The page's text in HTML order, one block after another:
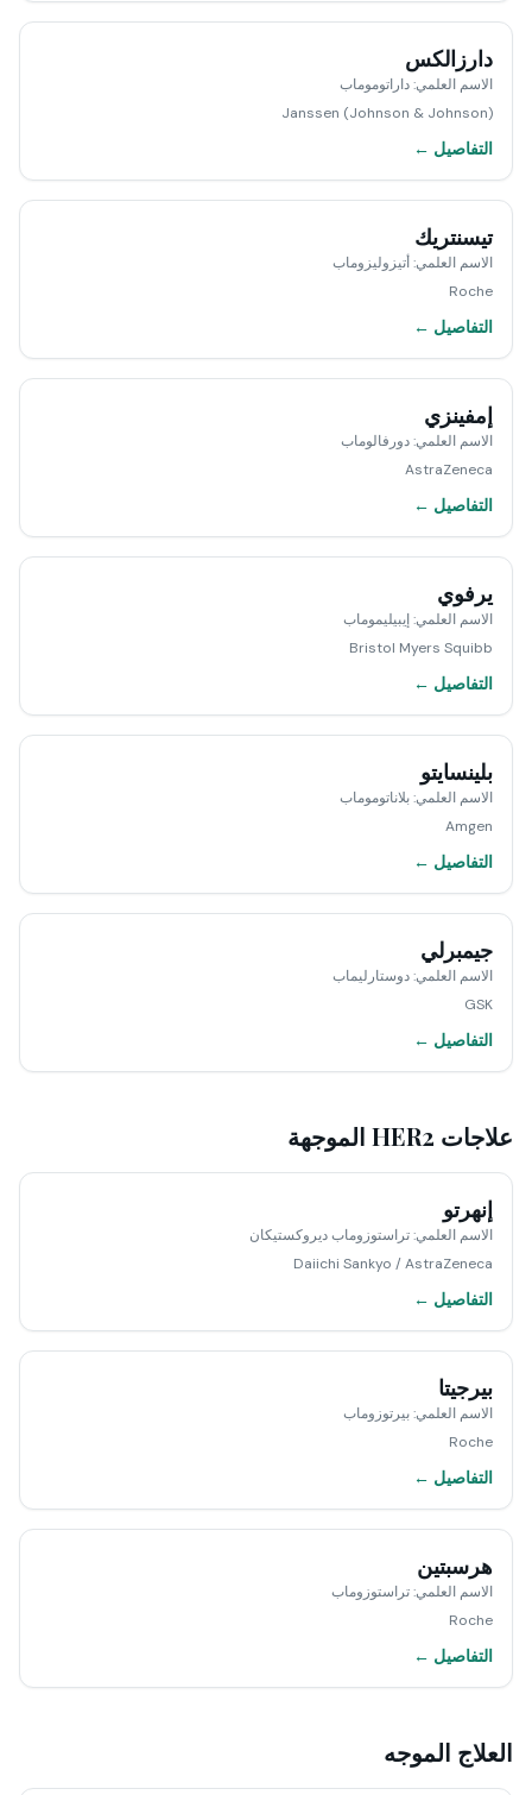
دارزالكس
الاسم العلمي:داراتوموماب
Janssen (Johnson & Johnson)
التفاصيل ←
تيسنتريك
الاسم العلمي:أتيزوليزوماب
Roche
التفاصيل ←
إمفينزي
الاسم العلمي:دورفالوماب
AstraZeneca
التفاصيل ←
يرفوي
الاسم العلمي:إيبيليموماب
Bristol Myers Squibb
التفاصيل ←
بلينسايتو
الاسم العلمي:بلاناتوموماب
Amgen
التفاصيل ←
جيمبرلي
الاسم العلمي:دوستارليماب
GSK
التفاصيل ←
علاجات HER2 الموجهة
إنهرتو
الاسم العلمي:تراستوزوماب ديروكستيكان
Daiichi Sankyo / AstraZeneca
التفاصيل ←
بيرجيتا
الاسم العلمي:بيرتوزوماب
Roche
التفاصيل ←
هرسبتين
الاسم العلمي:تراستوزوماب
Roche
التفاصيل ←
العلاج الموجه